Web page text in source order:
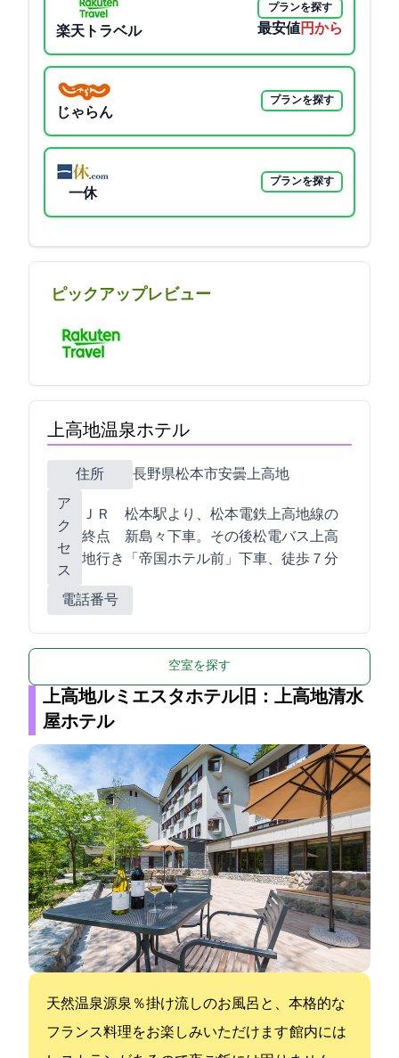
楽天トラベル
プランを探す
最安値22330円から
じゃらん
プランを探す
一休
プランを探す
ピックアップレビュー
上高地温泉ホテル
住所
長野県松本市安曇上高地4469-1
ア
ク
セ
ス
ＪＲ 松本駅より、松本電鉄上高地線の
終点 新島々下車。その後松電バス上高
地行き「帝国ホテル前」下車、徒歩７分
電話番号
空室を探す
上高地ルミエスタホテル(旧：上高地清水
屋ホテル)
天然温泉源泉100％掛け流しのお風呂と、本格的な
フランス料理をお楽しみいただけます 館内には